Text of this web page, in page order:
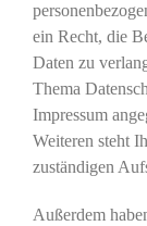
ein Recht, die
Daten zu
Thema
Impressum
Weiteren steht
zuständigen
Außerdem